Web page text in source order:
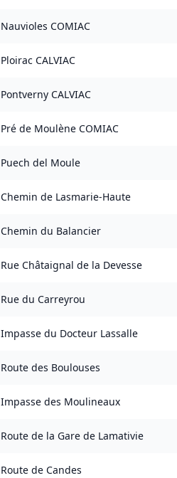
Nauvioles COMIAC
Ploirac CALVIAC
Pontverny CALVIAC
Pré de Moulène COMIAC
Puech del Moule
Chemin de Lasmarie-Haute
Chemin du Balancier
Rue Châtaignal de la Devesse
Rue du Carreyrou
Impasse du Docteur Lassalle
Route des Boulouses
Impasse des Moulineaux
Route de la Gare de Lamativie
Route de Candes